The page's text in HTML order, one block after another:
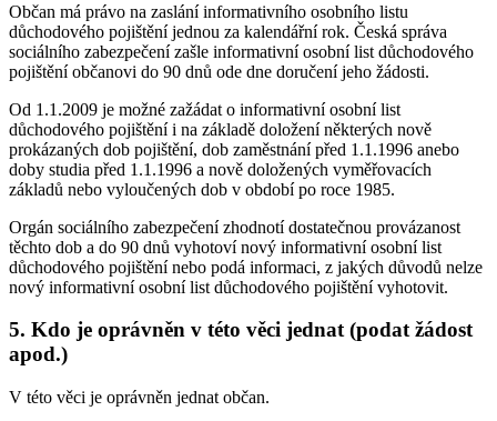
Občan má právo na zaslání informativního osobního listu
důchodového pojištění jednou za kalendářní rok. Česká správa
sociálního zabezpečení zašle informativní osobní list důchodového
pojištění občanovi do 90 dnů ode dne doručení jeho žádosti.
Od 1.1.2009 je možné zažádat o informativní osobní list
důchodového pojištění i na základě doložení některých nově
prokázaných dob pojištění, dob zaměstnání před 1.1.1996 anebo
doby studia před 1.1.1996 a nově doložených vyměřovacích
základů nebo vyloučených dob v období po roce 1985.
Orgán sociálního zabezpečení zhodnotí dostatečnou provázanost
těchto dob a do 90 dnů vyhotoví nový informativní osobní list
důchodového pojištění nebo podá informaci, z jakých důvodů nelze
nový informativní osobní list důchodového pojištění vyhotovit.
5. Kdo je oprávněn v této věci jednat (podat žádost
apod.)
V této věci je oprávněn jednat občan.